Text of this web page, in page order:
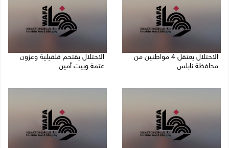
الاحتلال يعتقل 4 مواطنين من
محافظة نابلس
الاحتلال يقتحم قلقيلية وعزون
عتمة وبيت أمين